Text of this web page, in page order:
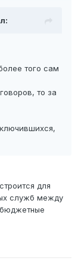
того сам
то за
для
служб между